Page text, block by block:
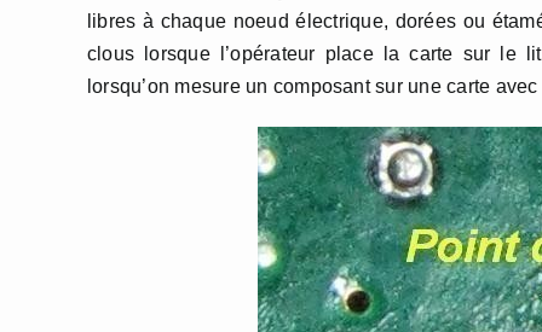
libres à chaque noeud électrique, dorées ou
clous lorsque l’opérateur place la carte sur le
lorsqu’on mesure un composant sur une carte